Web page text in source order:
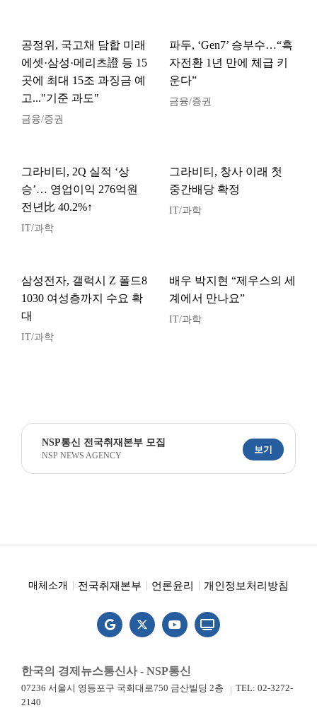
공정위, 국고채 담합 미래
에셋·삼성·메리츠證 등 15
곳에 최대 15조 과징금 예
고..."기준 과도"
금융/증권
파두, ‘Gen7’ 승부수…“흑
자전환 1년 만에 체급 키
운다”
금융/증권
그라비티, 2Q 실적 ‘상
승’… 영업이익 276억원
전년比 40.2%↑
IT/과학
그라비티, 창사 이래 첫
중간배당 확정
IT/과학
삼성전자, 갤럭시 Z 폴드8
1030 여성층까지 수요 확
대
IT/과학
배우 박지현 “제우스의 세
계에서 만나요”
IT/과학
NSP통신 전국취재본부 모집
NSP NEWS AGENCY
보기
매체소개 전국취재본부 언론윤리 개인정보처리방침
한국의 경제뉴스통신사 - NSP통신
07236 서울시 영등포구 국회대로750 금산빌딩 2층
TEL: 02-3272-
2140